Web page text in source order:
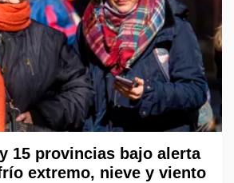
15 provincias bajo alerta
extremo, nieve y viento